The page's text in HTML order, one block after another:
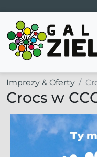
Main
Imprezy & Oferty
Crocs w